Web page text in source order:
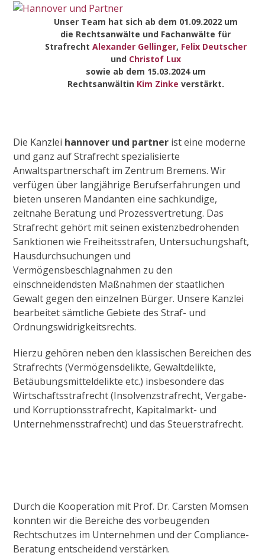
SkipOpen
menu
Close
menu
Unser Team hat sich ab dem 01.09.2022 um
die Rechtsanwälte und Fachanwälte für
Strafrecht Alexander Gellinger, Felix Deutscher
und Christof Lux
sowie ab dem 15.03.2024 um
Rechtsanwältin Kim Zinke verstärkt.
Die Kanzlei hannover und partner ist eine moderne
und ganz auf Strafrecht spezialisierte
Anwaltspartnerschaft im Zentrum Bremens. Wir
verfügen über langjährige Berufserfahrungen und
bieten unseren Mandanten eine sachkundige,
zeitnahe Beratung und Prozessvertretung. Das
Strafrecht gehört mit seinen existenzbedrohenden
Sanktionen wie Freiheitsstrafen, Untersuchungshaft,
Hausdurchsuchungen und
Vermögensbeschlagnahmen zu den
einschneidendsten Maßnahmen der staatlichen
Gewalt gegen den einzelnen Bürger. Unsere Kanzlei
bearbeitet sämtliche Gebiete des Straf- und
Ordnungswidrigkeitsrechts.
Hierzu gehören neben den klassischen Bereichen des
Strafrechts (Vermögensdelikte, Gewaltdelikte,
Betäubungsmitteldelikte etc.) insbesondere das
Wirtschaftsstrafrecht (Insolvenzstrafrecht, Vergabe-
und Korruptionsstrafrecht, Kapitalmarkt- und
Unternehmensstrafrecht) und das Steuerstrafrecht.
Durch die Kooperation mit Prof. Dr. Carsten Momsen
konnten wir die Bereiche des vorbeugenden
Rechtschutzes im Unternehmen und der Compliance-
Beratung entscheidend verstärken.